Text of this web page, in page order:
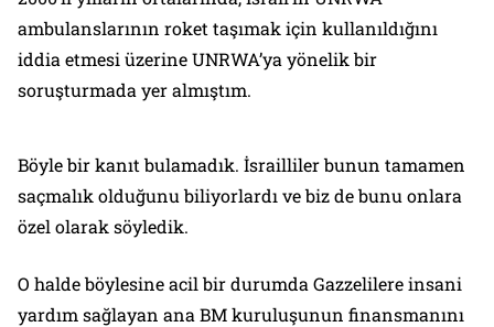
ambulanslarının roket taşımak için kullanıldığını
iddia etmesi üzerine UNRWA’ya yönelik bir
soruşturmada yer almıştım.
Böyle bir kanıt bulamadık. İsrailliler bunun tamamen
saçmalık olduğunu biliyorlardı ve biz de bunu onlara
özel olarak söyledik.
O halde böylesine acil bir durumda Gazzelilere insani
yardım sağlayan ana BM kuruluşunun finansmanını